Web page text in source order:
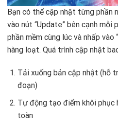
Bạn có thể cập nhật từng phần
vào nút “Update” bên cạnh mỗi
phần mềm cùng lúc và nhấp
hàng loạt. Quá trình cập nhật
Tải xuống bản cập nhật (hỗ
đoạn)
Tự động tạo điểm khôi phục
toàn